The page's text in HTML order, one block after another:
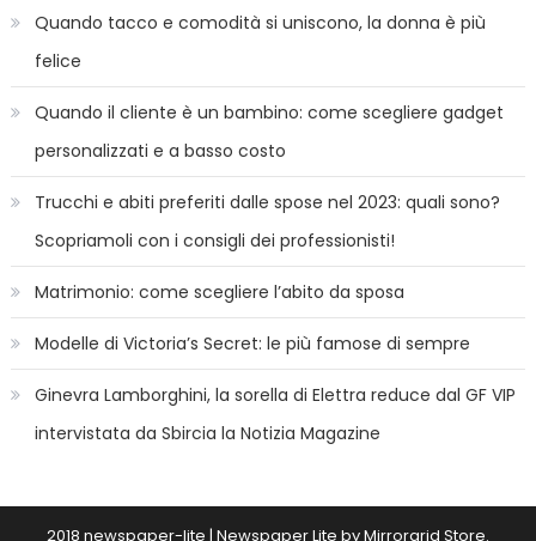
Quando tacco e comodità si uniscono, la donna è più
felice
Quando il cliente è un bambino: come scegliere gadget
personalizzati e a basso costo
Trucchi e abiti preferiti dalle spose nel 2023: quali sono?
Scopriamoli con i consigli dei professionisti!
Matrimonio: come scegliere l’abito da sposa
Modelle di Victoria’s Secret: le più famose di sempre
Ginevra Lamborghini, la sorella di Elettra reduce dal GF VIP
intervistata da Sbircia la Notizia Magazine
2018 newspaper-lite | Newspaper Lite byMirrorgrid Store.